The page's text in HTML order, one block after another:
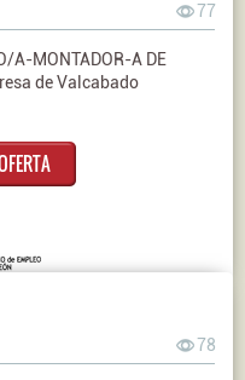
77
A-MONTADOR-A DE
de Valcabado
78